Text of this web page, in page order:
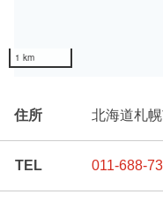
住所 北海道札
TEL 011-688-
1 km